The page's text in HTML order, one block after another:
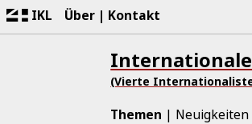
IKL Über Kontakt
(Vierte
Themen Neuigkeiten